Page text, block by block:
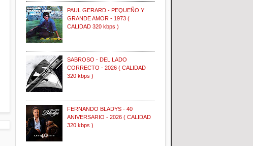
PAUL GERARD - PEQUEÑO Y
GRANDE AMOR - 1973 (
CALIDAD 320 kbps )
SABROSO - DEL LADO
CORRECTO - 2026 ( CALIDAD
320 kbps )
FERNANDO BLADYS - 40
ANIVERSARIO - 2026 ( CALIDAD
320 kbps )